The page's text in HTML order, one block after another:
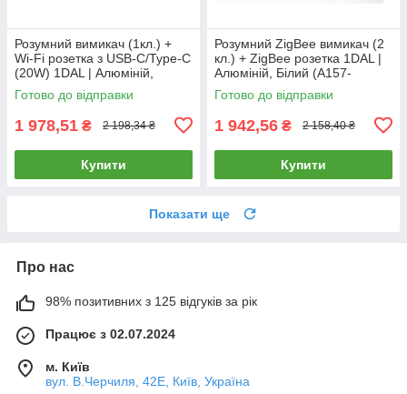
Розумний вимикач (1кл.) +
Wi-Fi розетка з USB-C/Type-C
(20W) 1DAL | Алюміній,
Золото (A157-GSW1G.WF-
STUTC.WF.GD)
Готово до відправки
1 978,51 ₴ 2 198,34 ₴
Купити
Розумний ZigBee вимикач (2
кл.) + ZigBee розетка 1DAL |
Алюміній, Білий (A157-
GSW2G.ZB-ST.ZB.WT)
Готово до відправки
1 942,56 ₴ 2 158,40 ₴
Купити
Показати ще
Про нас
98% позитивних з 125 відгуків за рік
Працює з 02.07.2024
м. Київ
вул. В.Черчиля, 42Е, Київ, Україна